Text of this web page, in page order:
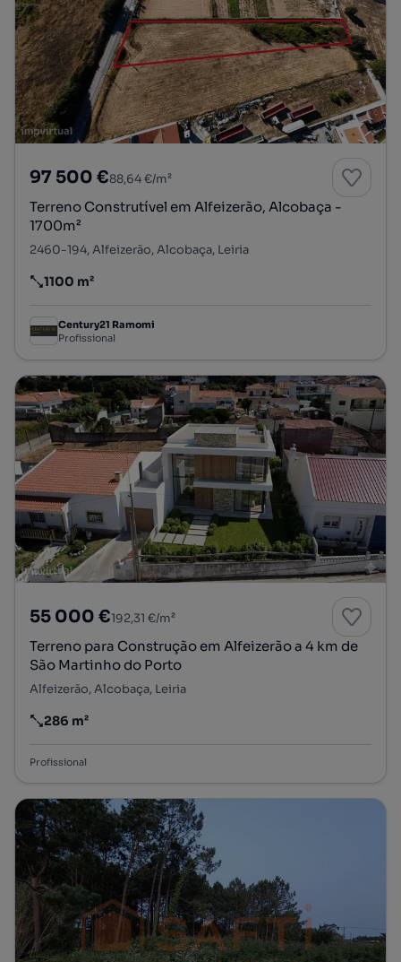
97 500 €88,64 €/m²
Terreno Construtível em Alfeizerão, Alcobaça -
1700m²
2460-194, Alfeizerão, Alcobaça, Leiria
Preço por metro quadrado
1100 m²
Century21 Ramomi
Profissional
55 000 €192,31 €/m²
Terreno para Construção em Alfeizerão a 4 km de
São Martinho do Porto
Alfeizerão, Alcobaça, Leiria
Preço por metro quadrado
286 m²
Profissional